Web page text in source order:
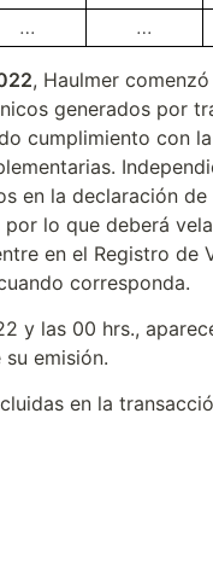
, Haulmer
generados por
cumplimiento con la
en la declaración de
lo que deberá
en el Registro de
corresponda.
y las 00 hrs.,
emisión.
en la